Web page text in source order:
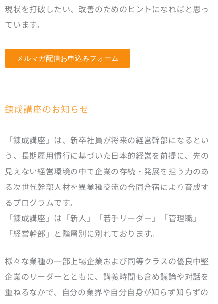
現状を打破したい、改善のためのヒントになればと思っ
ています。
メルマガ配信お申込みフォーム
錬成講座のお知らせ
「錬成講座」は、新卒社員が将来の経営幹部になるとい
う、長期雇用慣行に基づいた日本的経営を前提に、先の
見えない経営環境の中で企業の存続・発展を担う力のあ
る次世代幹部人材を異業種交流の合同合宿により育成す
るプログラムです。
「錬成講座」は「新人」「若手リーダー」「管理職」
「経営幹部」と階層別に別れております。
様々な業種の一部上場企業および同等クラスの優良中堅
企業のリーダーとともに、講義時間も含め議論や対話を
重ねるなかで、自分の業界や自分自身が知らず知らずの